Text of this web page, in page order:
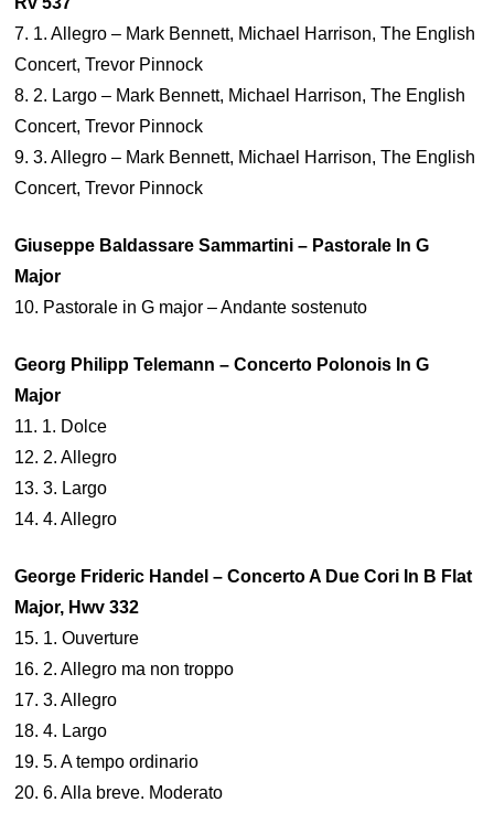
7. 1. Allegro – Mark Bennett, Michael Harrison, The English
Concert, Trevor Pinnock
8. 2. Largo – Mark Bennett, Michael Harrison, The English
Concert, Trevor Pinnock
9. 3. Allegro – Mark Bennett, Michael Harrison, The English
Concert, Trevor Pinnock
Giuseppe Baldassare Sammartini – Pastorale In G
Major
10. Pastorale in G major – Andante sostenuto
Georg Philipp Telemann – Concerto Polonois In G
Major
11. 1. Dolce
12. 2. Allegro
13. 3. Largo
14. 4. Allegro
George Frideric Handel – Concerto A Due Cori In B Flat
Major, Hwv 332
15. 1. Ouverture
16. 2. Allegro ma non troppo
17. 3. Allegro
18. 4. Largo
19. 5. A tempo ordinario
20. 6. Alla breve. Moderato